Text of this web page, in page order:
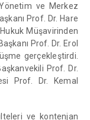
ve Merkez
Prof. Dr. Hare
Müşavirinden
Prof. Dr. Erol
gerçekleştirdi.
Prof. Dr.
Prof. Dr. Kemal
ve kontenjan